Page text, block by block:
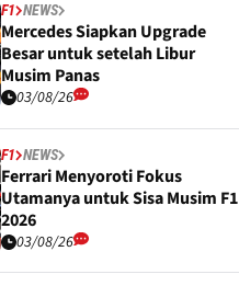
F1 NEWS
Mercedes Siapkan Upgrade
Besar untuk setelah Libur
Musim Panas
03/08/26
F1 NEWS
Ferrari Menyoroti Fokus
Utamanya untuk Sisa Musim F1
2026
03/08/26